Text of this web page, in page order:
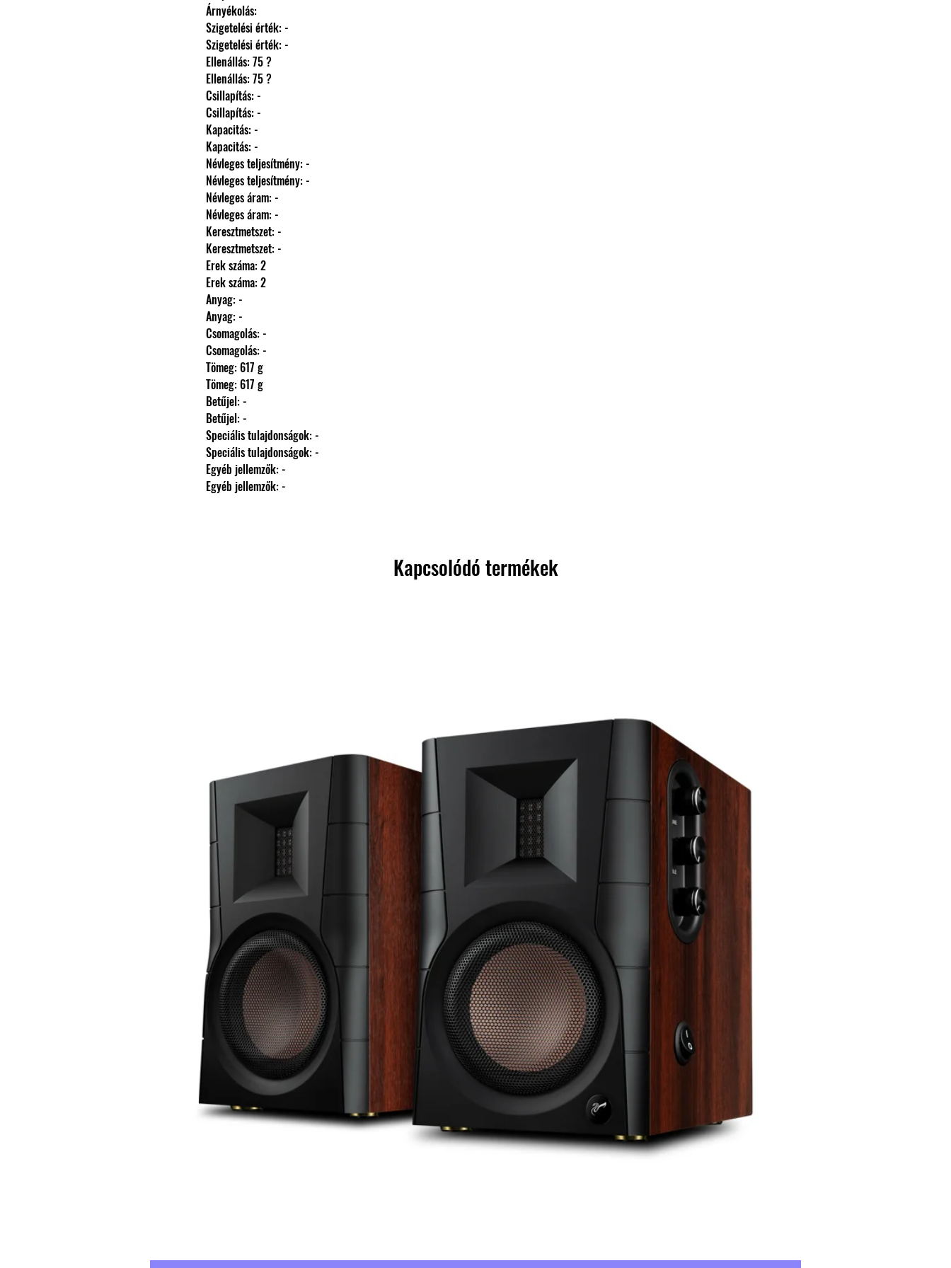
                Árnyékolás:
                Szigetelési érték: -
                Szigetelési érték: -
                Ellenállás: 75 ?
                Ellenállás: 75 ?
                Csillapítás: -
                Csillapítás: -
                Kapacitás: -
                Kapacitás: -
                Névleges teljesítmény: -
                Névleges teljesítmény: -
                Névleges áram: -
                Névleges áram: -
                Keresztmetszet: -
                Keresztmetszet: -
                Erek száma: 2
                Erek száma: 2
                Anyag: -
                Anyag: -
                Csomagolás: -
                Csomagolás: -
                Tömeg: 617 g
                Tömeg: 617 g
                Betűjel: -
                Betűjel: -
                Speciális tulajdonságok: -
                Speciális tulajdonságok: -
                Egyéb jellemzők: -
                Egyéb jellemzők: -
Kapcsolódó termékek